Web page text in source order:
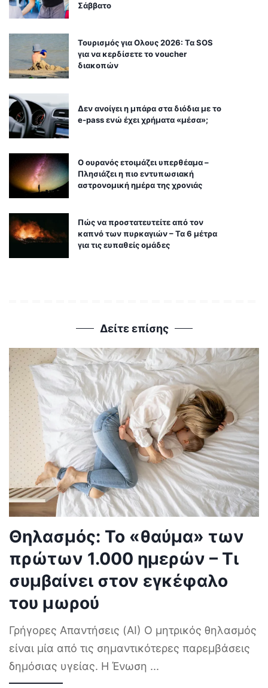
Σάββατο
Τουρισμός για Ολους 2026: Τα SOS
για να κερδίσετε το voucher
διακοπών
Δεν ανοίγει η μπάρα στα διόδια με το
e-pass ενώ έχει χρήματα «μέσα»;
Ο ουρανός ετοιμάζει υπερθέαμα –
Πλησιάζει η πιο εντυπωσιακή
αστρονομική ημέρα της χρονιάς
Πώς να προστατευτείτε από τον
καπνό των πυρκαγιών – Τα 6 μέτρα
για τις ευπαθείς ομάδες
Δείτε επίσης
Θηλασμός: Το «θαύμα» των
πρώτων 1.000 ημερών – Τι
συμβαίνει στον εγκέφαλο
του μωρού
Γρήγορες Απαντήσεις (AI) Ο μητρικός θηλασμός
είναι μία από τις σημαντικότερες παρεμβάσεις
δημόσιας υγείας. Η Ένωση ...